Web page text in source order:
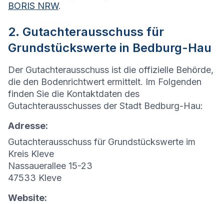
BORIS NRW.
2. Gutachterausschuss für
Grundstückswerte in Bedburg-Hau
Der Gutachterausschuss ist die offizielle Behörde,
die den Bodenrichtwert ermittelt. Im Folgenden
finden Sie die Kontaktdaten des
Gutachterausschusses der Stadt Bedburg-Hau:
Adresse:
Gutachterausschuss für Grundstückswerte im
Kreis Kleve
Nassauerallee 15-23
47533 Kleve
Website: